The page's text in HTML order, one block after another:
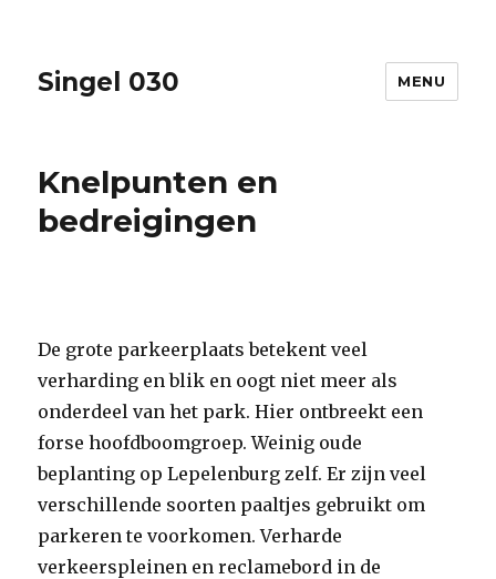
Singel 030 MENU
Knelpunten en
bedreigingen
De grote parkeerplaats betekent veel
verharding en blik en oogt niet meer als
onderdeel van het park. Hier ontbreekt een
forse hoofdboomgroep. Weinig oude
beplanting op Lepelenburg zelf. Er zijn veel
verschillende soorten paaltjes gebruikt om
parkeren te voorkomen. Verharde
verkeerspleinen en reclamebord in de